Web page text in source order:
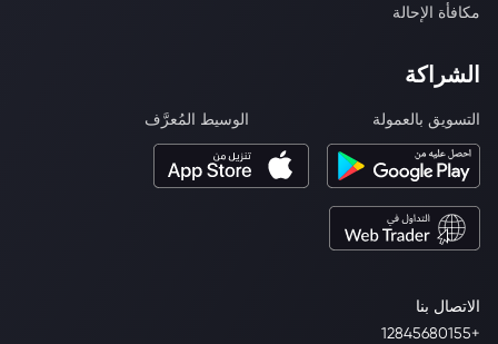
الاتصال بنا
+12845680155
مكافأة الإحالة
الشراكة
التسويق بالعمولة الوسيط المُعرَّف